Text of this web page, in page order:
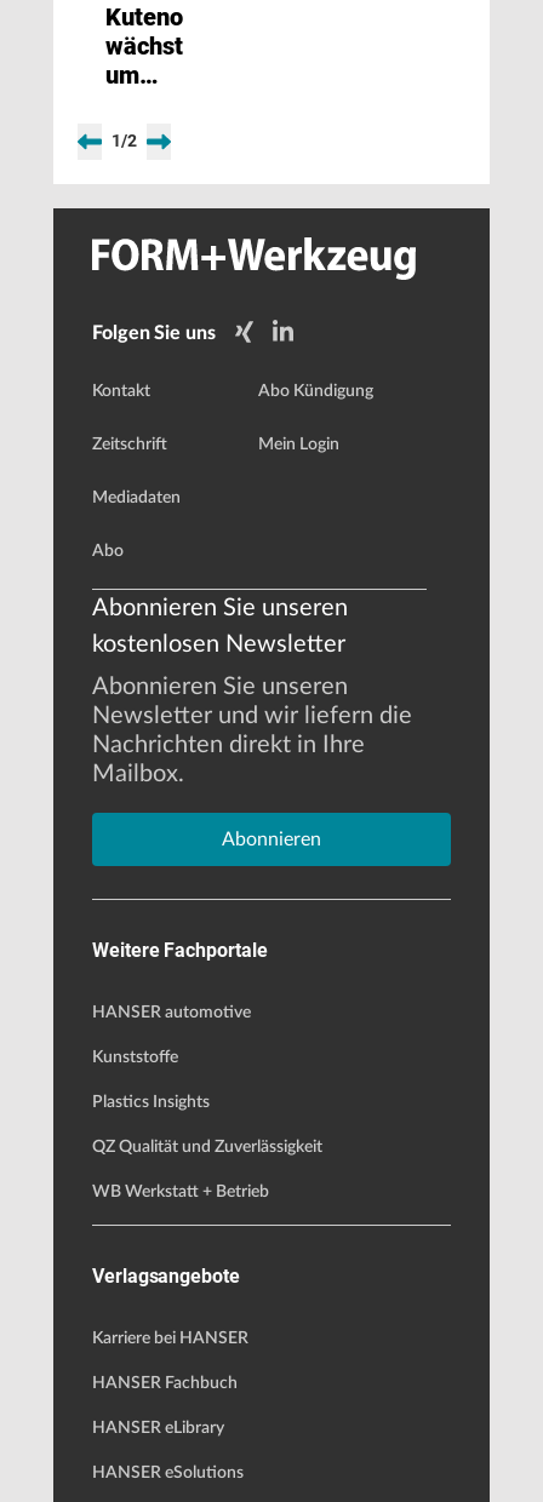
Kuteno
wächst
um
Halle
1/2
Folgen Sie uns
Kontakt
Zeitschrift
Mediadaten
Abo
Abo Kündigung
Mein Login
Abonnieren Sie unseren
kostenlosen Newsletter
Abonnieren Sie unseren
Newsletter und wir liefern die
Nachrichten direkt in Ihre
Mailbox.
Abonnieren
Weitere Fachportale
HANSER automotive
Kunststoffe
Plastics Insights
QZ Qualität und Zuverlässigkeit
WB Werkstatt + Betrieb
Verlagsangebote
Karriere bei HANSER
HANSER Fachbuch
HANSER eLibrary
HANSER eSolutions